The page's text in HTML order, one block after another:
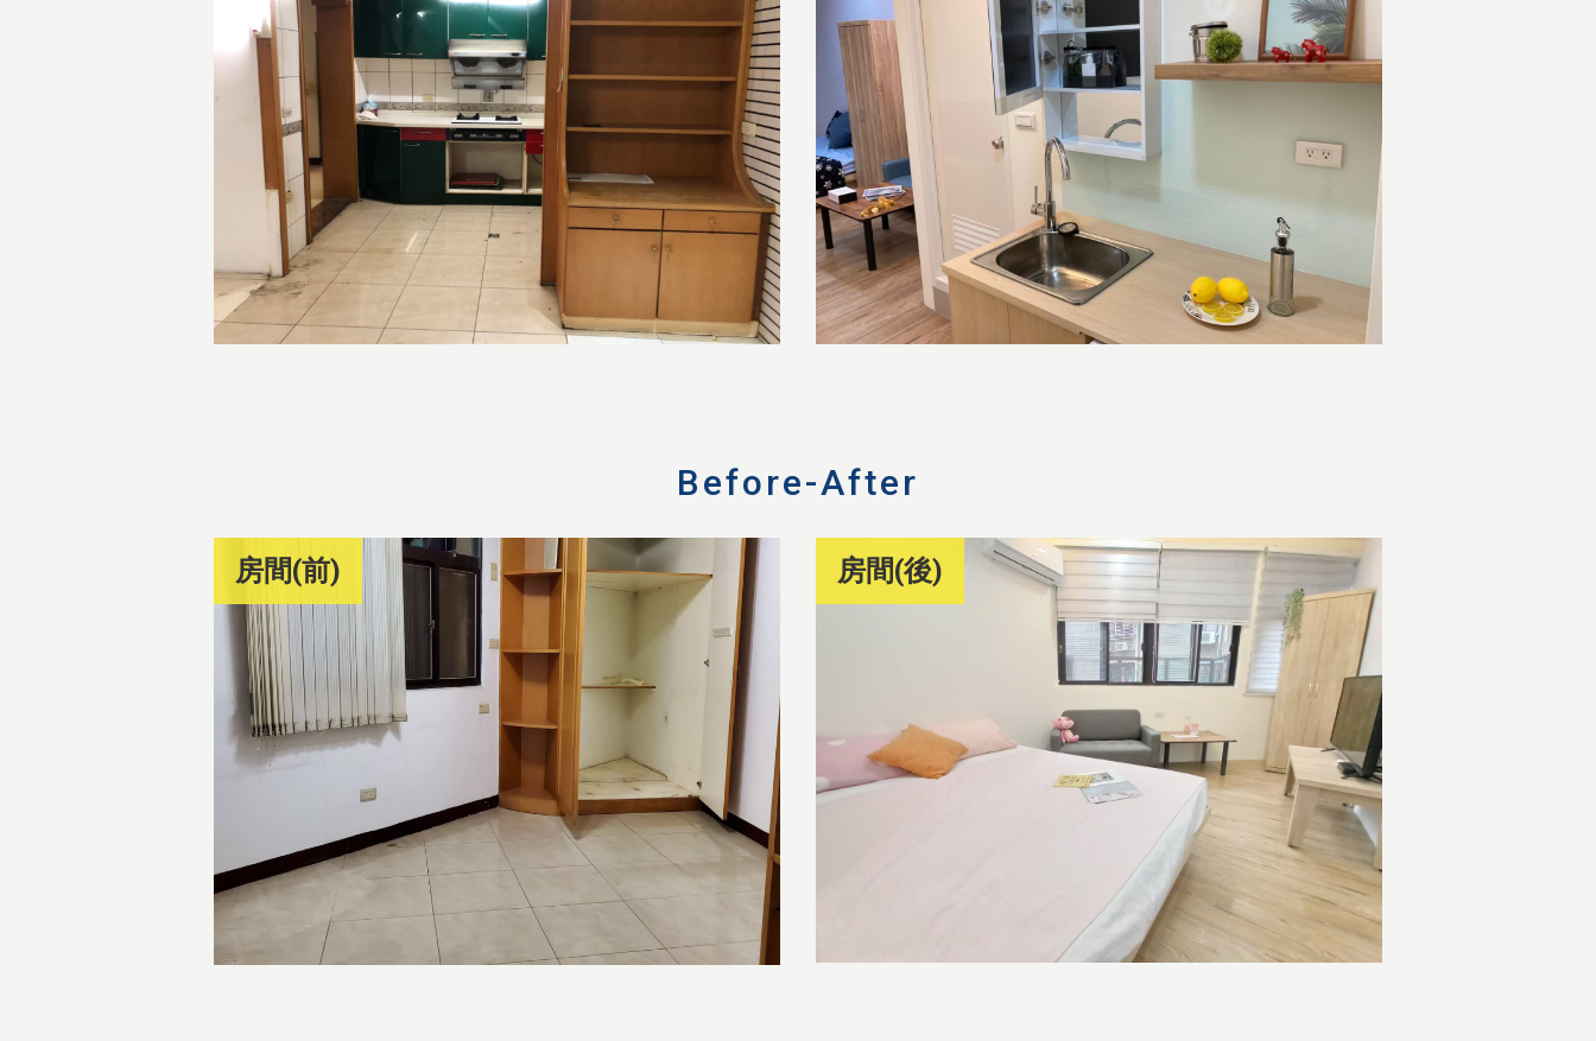
Before-After
房間(前) 房間(後)